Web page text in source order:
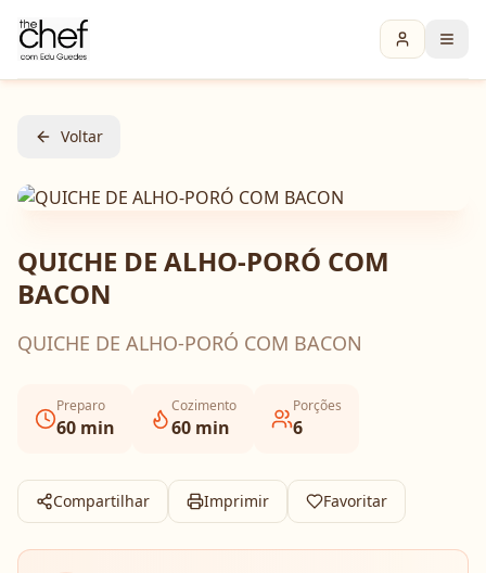
Voltar
QUICHE DE ALHO-PORÓ COM
BACON
QUICHE DE ALHO-PORÓ COM BACON
Preparo
60 min
Cozimento
60 min
Porções
6
Compartilhar Imprimir Favoritar